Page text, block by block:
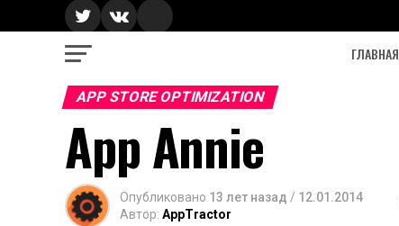
ГЛАВНАЯ
APP STORE OPTIMIZATION
App Annie
Опубликовано 13 лет назад / 12.01.2014
Автор: AppTractor